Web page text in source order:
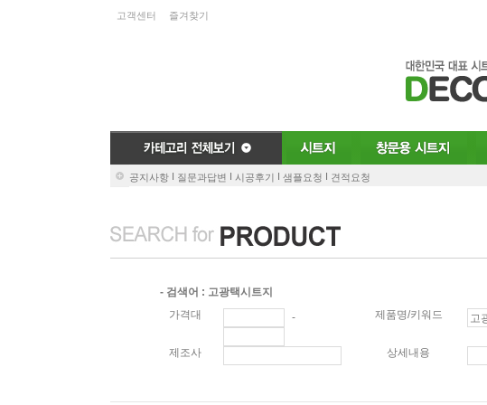
고객센터 즐겨찾기
공지사항 질문과답변 시공후기 샘플요청 견적요청
- 검색어 : 고광택시트지
가격대
- 제품명/키워드
제조사 상세내용